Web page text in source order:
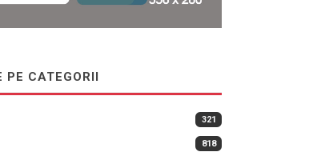
PE CATEGORII
321
818